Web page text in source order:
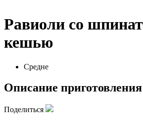
Равиоли со
кешью
Средне
Описание приготовления
Поделиться